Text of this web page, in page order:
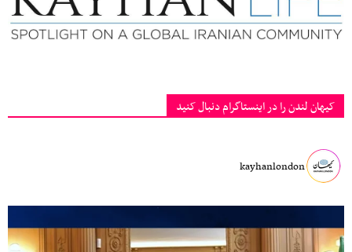
کیهان لندن را در اینستاگرام دنبال کنید
kayhanlondon